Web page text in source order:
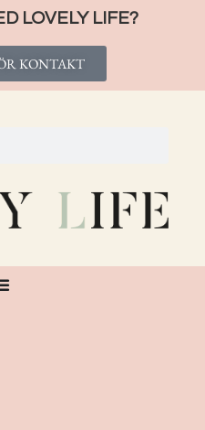
LOVELY LIFE?
KONTAKT